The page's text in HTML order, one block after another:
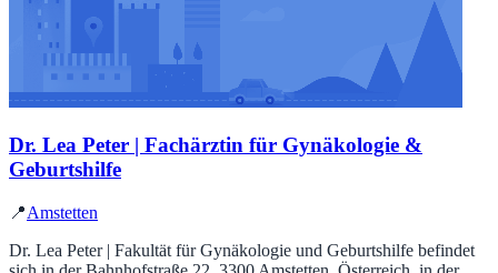
Dr. Lea Peter | Fachärztin für Gynäkologie &
Geburtshilfe
📍Amstetten
Dr. Lea Peter | Fakultät für Gynäkologie und Geburtshilfe befindet